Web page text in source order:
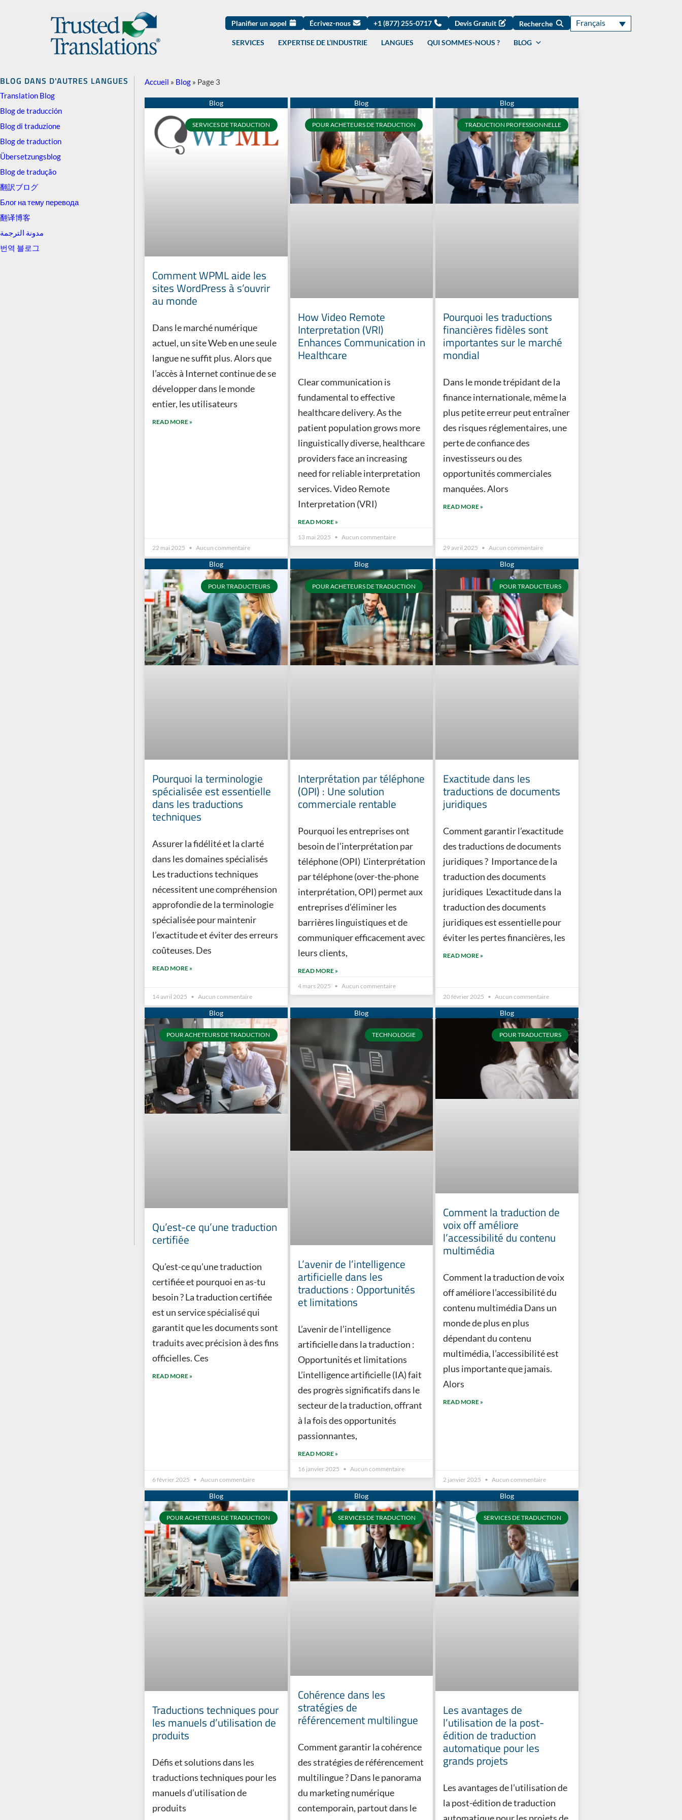
Planifier un appel Écrivez-nous +1 (877) 255-0717 Devis Gratuit Recherche Français
SERVICES EXPERTISE DE L’INDUSTRIE LANGUES QUI SOMMES-NOUS ? BLOG
BLOG DANS D'AUTRES LANGUES
Translation Blog
Blog de traducción
Blog di traduzione
Blog de traduction
Übersetzungsblog
Blog de tradução
翻訳ブログ
Блог на тему перевода
翻译博客
مدونة الترجمة
번역 블로그
Accueil » Blog » Page 3
SERVICES DE TRADUCTION
Comment WPML aide les
sites WordPress à s’ouvrir
au monde
Dans le marché numérique
actuel, un site Web en une seule
langue ne suffit plus. Alors que
l’accès à Internet continue de se
développer dans le monde
entier, les utilisateurs
READ MORE »
22 mai 2025 Aucun commentaire
POUR ACHETEURS DE TRADUCTION
How Video Remote
Interpretation (VRI)
Enhances Communication in
Healthcare
Clear communication is
fundamental to effective
healthcare delivery. As the
patient population grows more
linguistically diverse, healthcare
providers face an increasing
need for reliable interpretation
services. Video Remote
Interpretation (VRI)
READ MORE »
13 mai 2025
Aucun commentaire
TRADUCTION PROFESSIONNELLE
Pourquoi les traductions
financières fidèles sont
importantes sur le marché
mondial
Dans le monde trépidant de la
finance internationale, même la
plus petite erreur peut entraîner
des risques réglementaires, une
perte de confiance des
investisseurs ou des
opportunités commerciales
manquées. Alors
READ MORE »
29 avril 2025 Aucun commentaire
POUR TRADUCTEURS
Pourquoi la terminologie
spécialisée est essentielle
dans les traductions
techniques
Assurer la fidélité et la clarté
dans les domaines spécialisés
Les traductions techniques
nécessitent une compréhension
approfondie de la terminologie
spécialisée pour maintenir
l’exactitude et éviter des erreurs
coûteuses. Des
READ MORE »
14 avril 2025 Aucun commentaire
POUR ACHETEURS DE TRADUCTION
Interprétation par téléphone
(OPI) : Une solution
commerciale rentable
Pourquoi les entreprises ont
besoin de l’interprétation par
téléphone (OPI) L’interprétation
par téléphone (over-the-phone
interprétation, OPI) permet aux
entreprises d’éliminer les
barrières linguistiques et de
communiquer efficacement avec
leurs clients,
READ MORE »
4 mars 2025
Aucun commentaire
POUR TRADUCTEURS
Exactitude dans les
traductions de documents
juridiques
Comment garantir l’exactitude
des traductions de documents
juridiques ? Importance de la
traduction des documents
juridiques L’exactitude dans la
traduction des documents
juridiques est essentielle pour
éviter les pertes financières, les
READ MORE »
20 février 2025 Aucun commentaire
POUR ACHETEURS DE TRADUCTION
Qu’est-ce qu’une traduction
certifiée
Qu’est-ce qu’une traduction
certifiée et pourquoi en as-tu
besoin ? La traduction certifiée
est un service spécialisé qui
garantit que les documents sont
traduits avec précision à des fins
officielles. Ces
READ MORE »
6 février 2025 Aucun commentaire
TECHNOLOGIE
L’avenir de l’intelligence
artificielle dans les
traductions : Opportunités
et limitations
L’avenir de l’intelligence
artificielle dans la traduction :
Opportunités et limitations
L’intelligence artificielle (IA) fait
des progrès significatifs dans le
secteur de la traduction, offrant
à la fois des opportunités
passionnantes,
READ MORE »
16 janvier 2025
Aucun commentaire
POUR TRADUCTEURS
Comment la traduction de
voix off améliore
l’accessibilité du contenu
multimédia
Comment la traduction de voix
off améliore l’accessibilité du
contenu multimédia Dans un
monde de plus en plus
dépendant du contenu
multimédia, l’accessibilité est
plus importante que jamais.
Alors
READ MORE »
2 janvier 2025 Aucun commentaire
POUR ACHETEURS DE TRADUCTION
Traductions techniques pour
les manuels d’utilisation de
produits
Défis et solutions dans les
traductions techniques pour les
manuels d’utilisation de
produits
SERVICES DE TRADUCTION
Cohérence dans les
stratégies de
référencement multilingue
Comment garantir la cohérence
des stratégies de référencement
multilingue ? Dans le panorama
du marketing numérique
contemporain, partout dans le
SERVICES DE TRADUCTION
Les avantages de
l’utilisation de la post-
édition de traduction
automatique pour les
grands projets
Les avantages de l’utilisation de
la post-édition de traduction
PagePage